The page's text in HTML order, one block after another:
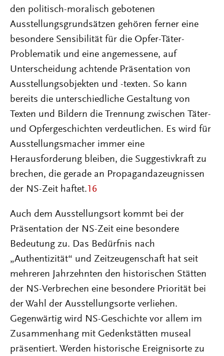
den politisch-moralisch gebotenen
Ausstellungsgrundsätzen gehören ferner eine
besondere Sensibilität für die Opfer-Täter-
Problematik und eine angemessene, auf
Unterscheidung achtende Präsentation von
Ausstellungsobjekten und -texten. So kann
bereits die unterschiedliche Gestaltung von
Texten und Bildern die Trennung zwischen Täter-
und Opfergeschichten verdeutlichen. Es wird für
Ausstellungsmacher immer eine
Herausforderung bleiben, die Suggestivkraft zu
brechen, die gerade an Propagandazeugnissen
der NS-Zeit haftet.16
Auch dem Ausstellungsort kommt bei der
Präsentation der NS-Zeit eine besondere
Bedeutung zu. Das Bedürfnis nach
„Authentizität“ und Zeitzeugenschaft hat seit
mehreren Jahrzehnten den historischen Stätten
der NS-Verbrechen eine besondere Priorität bei
der Wahl der Ausstellungsorte verliehen.
Gegenwärtig wird NS-Geschichte vor allem im
Zusammenhang mit Gedenkstätten museal
präsentiert. Werden historische Ereignisorte zu